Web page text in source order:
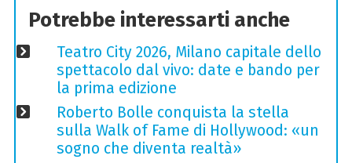
Potrebbe interessarti anche
Teatro City 2026, Milano capitale dello
spettacolo dal vivo: date e bando per
la prima edizione
Roberto Bolle conquista la stella
sulla Walk of Fame di Hollywood: «un
sogno che diventa realtà»